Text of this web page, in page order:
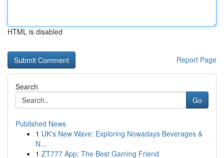
HTML is disabled
Report Page
Search
Go
Published News
1 UK's New Wave: Exploring Nowadays Beverages &
N...
1 ZT777 App: The Best Gaming Friend